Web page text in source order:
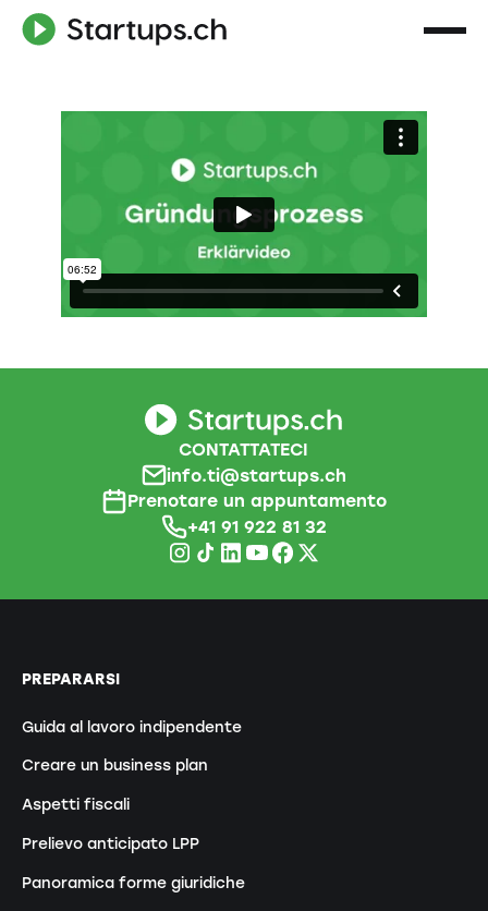
CONTATTATECI
info.ti@startups.ch
Prenotare un appuntamento
+41 91 922 81 32
PREPARARSI
Guida al lavoro indipendente
Creare un business plan
Aspetti fiscali
Prelievo anticipato LPP
Panoramica forme giuridiche